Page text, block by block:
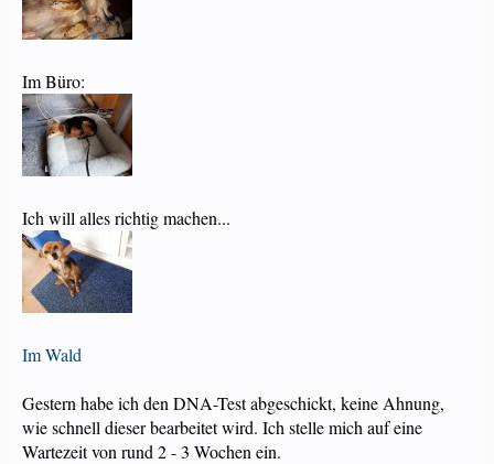
Im Büro:
Ich will alles richtig machen...
Im Wald
Gestern habe ich den DNA-Test abgeschickt, keine Ahnung,
wie schnell dieser bearbeitet wird. Ich stelle mich auf eine
Wartezeit von rund 2 - 3 Wochen ein.